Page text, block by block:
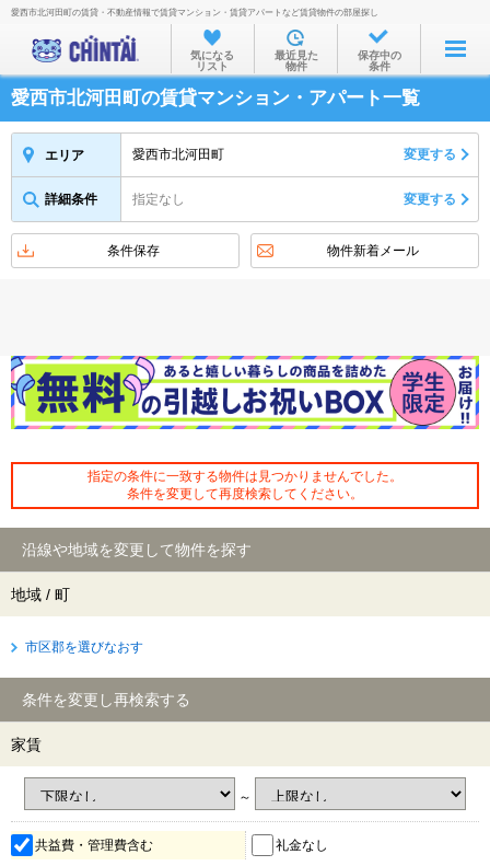
お部屋を探す
沿線・駅から
住所から
物件特集から
不動産会社から
愛西市北河田町の賃貸・不動産情報で賃貸マンション・賃貸アパートなど賃貸物件の部屋探し
気になる
リスト
最近見た
物件
保存中の
条件
愛西市北河田町の賃貸マンション・アパート一覧
エリア 愛西市北河田町 変更する
詳細条件 指定なし 変更する
条件保存 物件新着メール
指定の条件に一致する物件は見つかりませんでした。
条件を変更して再度検索してください。
沿線や地域を変更して物件を探す
地域 / 町
市区郡を選びなおす
条件を変更し再検索する
家賃
～
共益費・管理費含む 礼金なし